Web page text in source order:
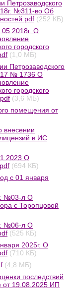
Петрозаводского
№311-во Об
(252 КБ)
О
городского
(1,0 МБ)
Петрозаводского
№ 1736 О
городского
(3,6 МБ)
помещения от
внесении
в ИС
О
(694 КБ)
с 01 января
№03-л О
с Торопцовой
№06-л О
(525 КБ)
2025г. О
(710 КБ)
(4,8 МБ)
последствий
от 19.08.2025 ИП